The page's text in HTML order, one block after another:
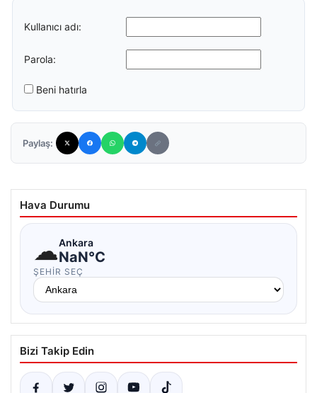
Kullanıcı adı:
Parola:
Beni hatırla
Paylaş:
Hava Durumu
☁Ankara
NaN°C
ŞEHIR SEÇ
Bizi Takip Edin